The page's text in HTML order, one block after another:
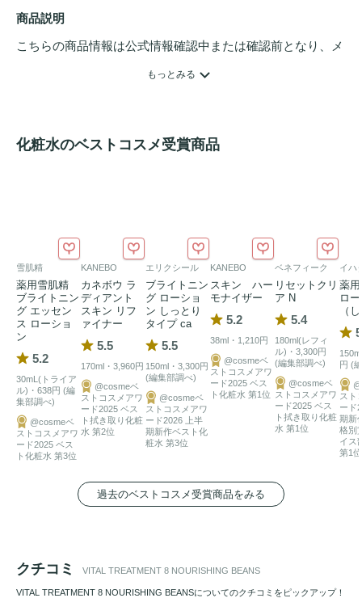
商品説明
こちらの商品情報は公式情報確認中または確認前となり、メ
もっとみる
化粧水のベストコスメ受賞商品
雪肌精
薬用雪肌精
ブライトニン
グ エッセン
ス ローショ
ン
5.2
30mL(トライア
ル)・638円 (編
集部調べ)
@cosmeベ
ストコスメアワ
ード2025 ベス
ト化粧水 第3位
KANEBO
カネボウ ラ
ディアント
スキン リフ
ァイナー
5.5
170ml・3,960円
@cosmeベ
ストコスメアワ
ード2025 ベス
ト拭き取り化粧
水 第2位
エリクシール
ブライトニン
グ ローショ
ン しっとり
タイプ ca
5.5
150ml・3,300円
(編集部調べ)
@cosmeベ
ストコスメアワ
ード2026 上半
期新作ベスト化
粧水 第3位
KANEBO
スキン ハー
モナイザー
5.2
38ml・1,210円
@cosmeベ
ストコスメアワ
ード2025 ベス
ト化粧水 第1位
ベネフィーク
リセットクリ
ア N
5.4
180ml(レフィ
ル)・3,300円
(編集部調べ)
@cosmeベ
ストコスメアワ
ード2025 ベス
ト拭き取り化粧
水 第1位
イハ
薬
ロ
（
円 (
スト
ード
期新
格別
イス
第1位
過去のベストコスメ受賞商品をみる
クチコミ VITAL TREATMENT 8 NOURISHING BEANS
VITAL TREATMENT 8 NOURISHING BEANSについてのクチコミをピックアップ！